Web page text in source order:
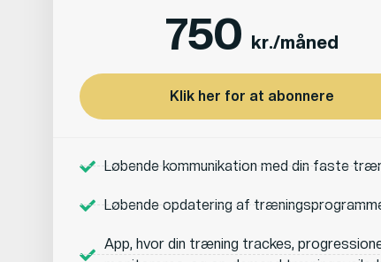
750 kr./måned
Klik her for at abonnere
Løbende kommunikation med din faste
Løbende opdatering af
App, hvor din træning trackes,